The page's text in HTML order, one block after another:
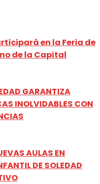
en la Feria de
de la Capital
GARANTIZA
INOLVIDABLES CON
AULAS EN
DE SOLEDAD